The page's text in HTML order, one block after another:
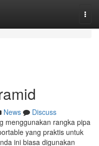
News
Discuss
menggunakan rangka pipa
yang praktis untuk
ini biasa digunakan